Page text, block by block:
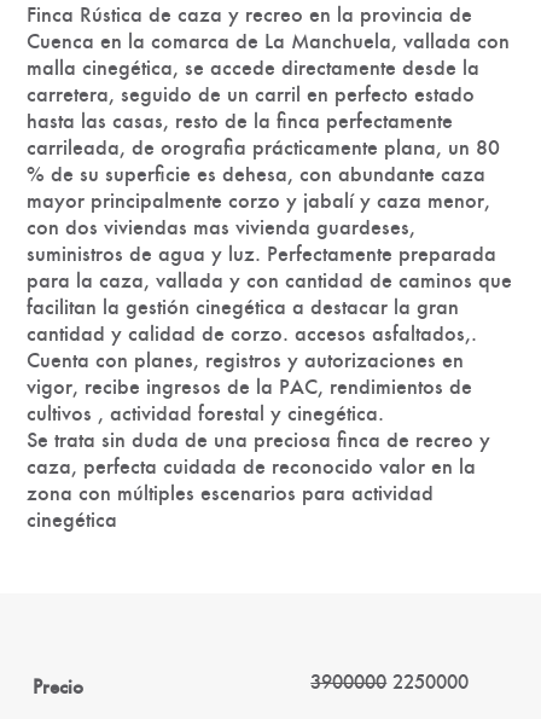
Finca Rústica de caza y recreo en la provincia de
Cuenca en la comarca de La Manchuela, vallada con
malla cinegética, se accede directamente desde la
carretera, seguido de un carril en perfecto estado
hasta las casas, resto de la finca perfectamente
carrileada, de orografia prácticamente plana, un 80
% de su superficie es dehesa, con abundante caza
mayor principalmente corzo y jabalí y caza menor,
con dos viviendas mas vivienda guardeses,
suministros de agua y luz. Perfectamente preparada
para la caza, vallada y con cantidad de caminos que
facilitan la gestión cinegética a destacar la gran
cantidad y calidad de corzo. accesos asfaltados,.
Cuenta con planes, registros y autorizaciones en
vigor, recibe ingresos de la PAC, rendimientos de
cultivos , actividad forestal y cinegética.
Se trata sin duda de una preciosa finca de recreo y
caza, perfecta cuidada de reconocido valor en la
zona con múltiples escenarios para actividad
cinegética
Precio 39000002250000